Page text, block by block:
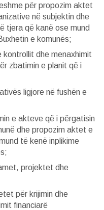
për propozim aktet
në subjektin dhe
tjera që kanë ose mund
e komunës;
kontrollit dhe menaxhimit
zbatimin e planit që i
ligjore në fushën e
e akteve që i përgatisin
dhe propozim aktet e
të kenë inplikime
projektet dhe
për krijimin dhe
financiarë